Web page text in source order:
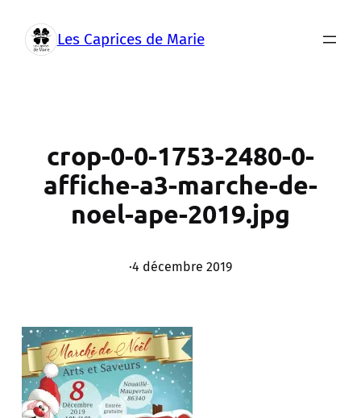
contenu
Les Caprices de Marie
crop-0-0-1753-2480-0-
affiche-a3-marche-de-
noel-ape-2019.jpg
·4 décembre 2019